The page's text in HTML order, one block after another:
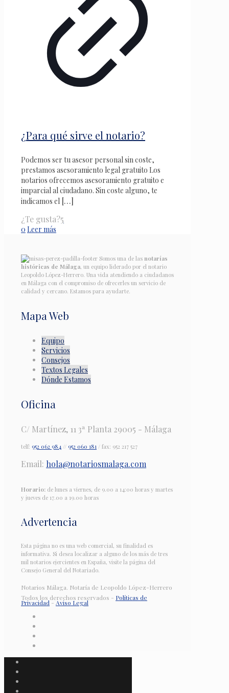
¿Para qué sirve el notario?
Podemos ser tu asesor personal sin coste,
prestamos asesoramiento legal gratuito Los
notarios ofrecemos asesoramiento gratuito e
imparcial al ciudadano. Sin coste alguno, te
indicamos el […]
¿Te gusta?5
0 Leer más
Somos una de las notarías
históricas de Málaga, un equipo liderado por el notario
Leopoldo López-Herrero. Una vida atendiendo a ciudadanos
en Málaga con el compromiso de ofrecerles un servicio de
calidad y cercano. Estamos para ayudarte.
Mapa Web
Equipo
Servicios
Consejos
Textos Legales
Dónde Estamos
Oficina
C/ Martínez, 11 3ª Planta 29005 - Málaga
telf: 952 062 984 // 952 060 181 / fax: 952 217 527
Email: hola@notariosmalaga.com
Horario: de lunes a viernes, de 9.00 a 14:00 horas y martes
y jueves de 17.00 a 19.00 horas
Advertencia
Esta página no es una web comercial, su finalidad es
informativa. Si desea localizar a alguno de los más de tres
mil notarios ejercientes en España, visite la página del
Consejo General del Notariado.
Notarios Málaga. Notaría de Leopoldo López-Herrero
Todos los derechos reservados - Políticas de
Privacidad-Aviso Legal